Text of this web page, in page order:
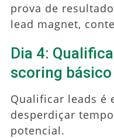
prova de
lead magnet,
Dia 4:
scoring básico
Qualificar leads é
desperdiçar
potencial.